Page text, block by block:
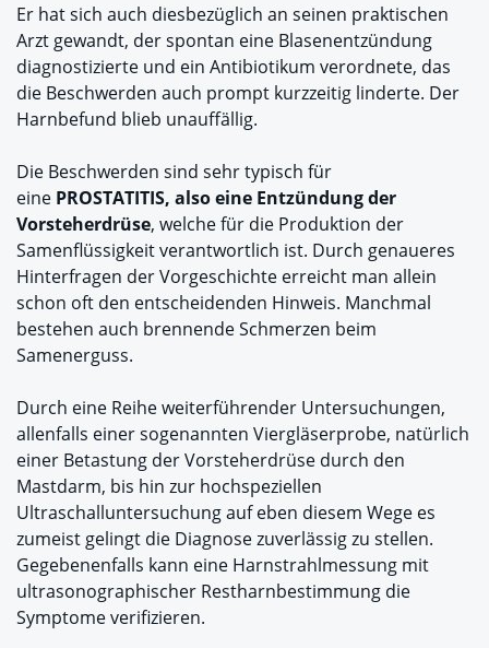
Er hat sich auch diesbezüglich an seinen praktischen
Arzt gewandt, der spontan eine Blasenentzündung
diagnostizierte und ein Antibiotikum verordnete, das
die Beschwerden auch prompt kurzzeitig linderte. Der
Harnbefund blieb unauffällig.
Die Beschwerden sind sehr typisch für
eine PROSTATITIS, also eine Entzündung der
Vorsteherdrüse, welche für die Produktion der
Samenflüssigkeit verantwortlich ist. Durch genaueres
Hinterfragen der Vorgeschichte erreicht man allein
schon oft den entscheidenden Hinweis. Manchmal
bestehen auch brennende Schmerzen beim
Samenerguss.
Durch eine Reihe weiterführender Untersuchungen,
allenfalls einer sogenannten Viergläserprobe, natürlich
einer Betastung der Vorsteherdrüse durch den
Mastdarm, bis hin zur hochspeziellen
Ultraschalluntersuchung auf eben diesem Wege es
zumeist gelingt die Diagnose zuverlässig zu stellen.
Gegebenenfalls kann eine Harnstrahlmessung mit
ultrasonographischer Restharnbestimmung die
Symptome verifizieren.